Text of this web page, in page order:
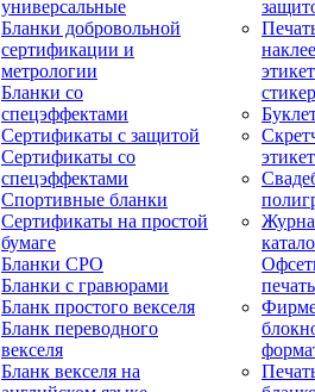
универсальные
Бланки добровольной
сертификации и
метрологии
Бланки со
спецэффектами
Сертификаты с защитой
Сертификаты со
спецэффектами
Спортивные бланки
Cертификаты на простой
бумаге
Бланки СРО
Бланки с гравюрами
Бланк простого векселя
Бланк переводного
векселя
Бланк векселя на
печать